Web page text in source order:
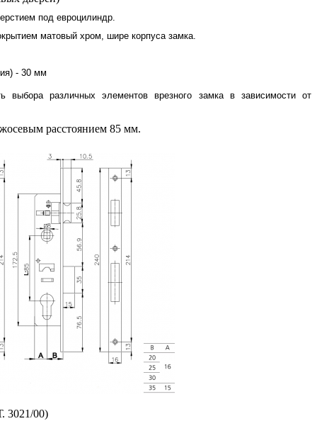
под евроцилиндр.
матовый хром, шире корпуса замка.
- 30 мм
выбора различных элементов врезного замка в зависимости от
расстоянием 85 мм.
3021/00)